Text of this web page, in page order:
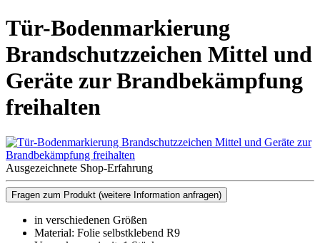
Tür-Bodenmarkierung
Brandschutzzeichen Mittel und
Geräte zur Brandbekämpfung
freihalten
Ausgezeichnete Shop-Erfahrung
Fragen zum Produkt (weitere Information anfragen)
in verschiedenen Größen
Material: Folie selbstklebend R9